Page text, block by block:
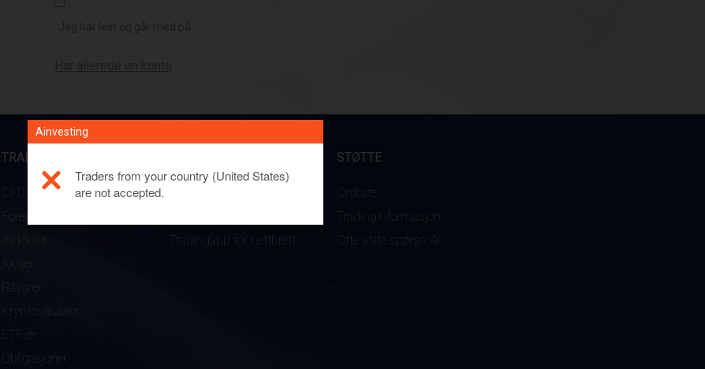
TRADINGPRODUKTER
Forex
Indekser
Aksjer
Råvarer
Kryptovalutaer
ETF-er
Obligasjoner
Tradingapp for nettbrett
STØTTE
Ordliste
Tradinginformasjon
Ofte stilte spørsmål
Ainvesting
Traders from your country (United States)
are not accepted.